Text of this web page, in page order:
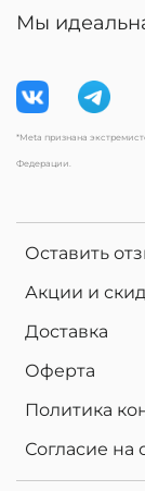
Оставить
Акции и
Доставка
Оферта
Политика
Согласие на
Мы
*Meta признана
Федерации.